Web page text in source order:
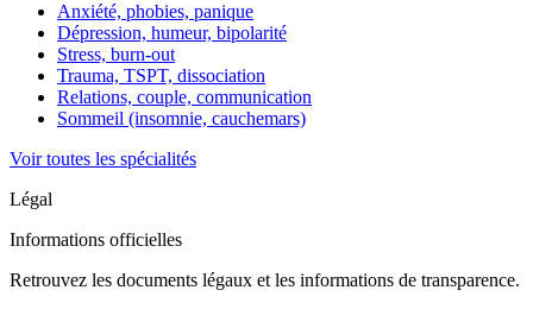
Anxiété, phobies, panique
Dépression, humeur, bipolarité
Stress, burn-out
Trauma, TSPT, dissociation
Relations, couple, communication
Sommeil (insomnie, cauchemars)
Voir toutes les spécialités
Légal
Informations officielles
Retrouvez les documents légaux et les informations de transparence.